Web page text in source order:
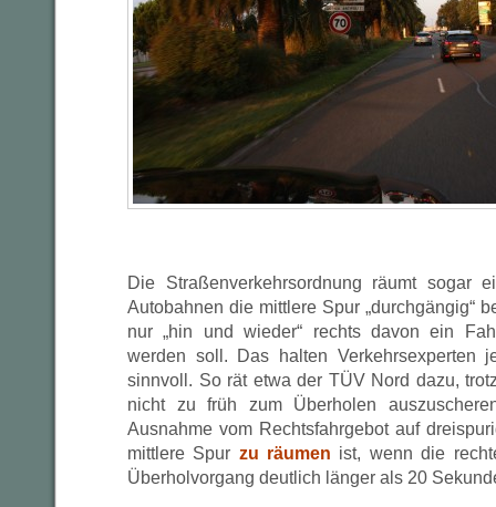
Die Straßenverkehrsordnung räumt sogar
Autobahnen die mittlere Spur „durchgängig“
nur „hin und wieder“ rechts davon ein
werden soll. Das halten Verkehrsexperten
sinnvoll. So rät etwa der TÜV Nord dazu,
nicht zu früh zum Überholen
Ausnahme vom Rechtsfahrgebot auf
mittlere Spur zu räumen ist, wenn die
Überholvorgang deutlich länger als 20